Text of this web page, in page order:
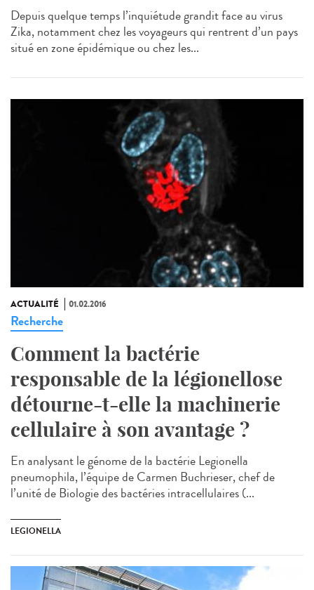
Depuis quelque temps l’inquiétude grandit face au virus
Zika, notamment chez les voyageurs qui rentrent d’un pays
situé en zone épidémique ou chez les...
ACTUALITÉ 01.02.2016
Recherche
Comment la bactérie
responsable de la légionellose
détourne-t-elle la machinerie
cellulaire à son avantage ?
En analysant le génome de la bactérie Legionella
pneumophila, l’équipe de Carmen Buchrieser, chef de
l’unité de Biologie des bactéries intracellulaires (...
LEGIONELLA